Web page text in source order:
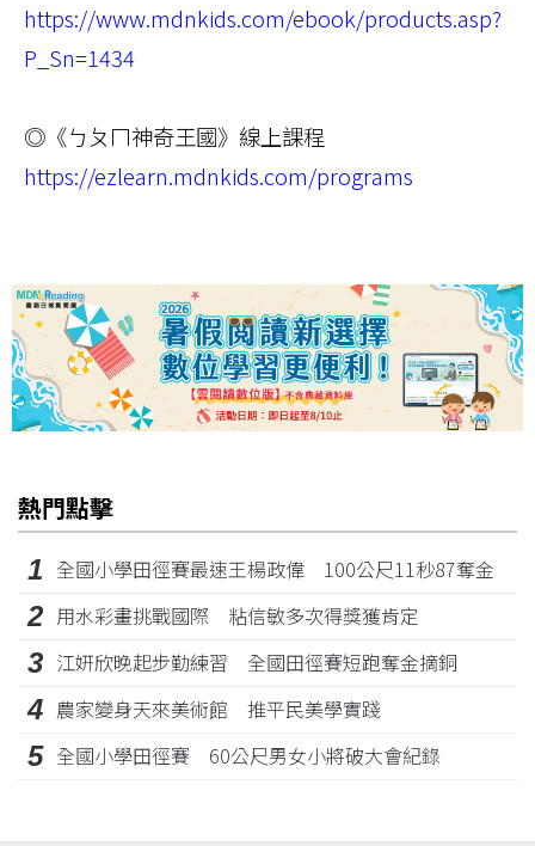
https://www.mdnkids.com/ebook/products.asp?
P_Sn=1434
◎《ㄅㄆㄇ神奇王國》線上課程
https://ezlearn.mdnkids.com/programs
熱門點擊
1 全國小學田徑賽最速王楊政偉 100公尺11秒87奪金
2 用水彩畫挑戰國際 粘信敏多次得獎獲肯定
3 江姸欣晚起步勤練習 全國田徑賽短跑奪金摘銅
4 農家變身天來美術館 推平民美學實踐
5 全國小學田徑賽 60公尺男女小將破大會紀錄